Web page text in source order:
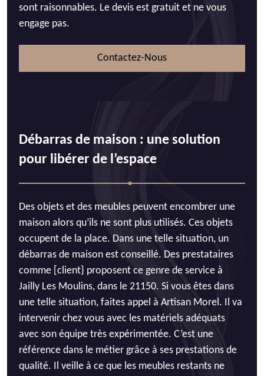
sont raisonnables. Le devis est gratuit et ne vous
engage pas.
Contactez-Nous
Débarras de maison : une solution
pour libérer de l’espace
Des objets et des meubles peuvent encombrer une
maison alors qu’ils ne sont plus utilisés. Ces objets
occupent de la place. Dans une telle situation, un
débarras de maison est conseillé. Des prestataires
comme [client} proposent ce genre de service à
Jailly Les Moulins, dans le 21150. Si vous êtes dans
une telle situation, faites appel à Artisan Morel. Il va
intervenir chez vous avec les matériels adéquats
avec son équipe très expérimentée. C’est une
référence dans le métier grâce à ses prestations de
qualité. Il veille à ce que les meubles restants ne